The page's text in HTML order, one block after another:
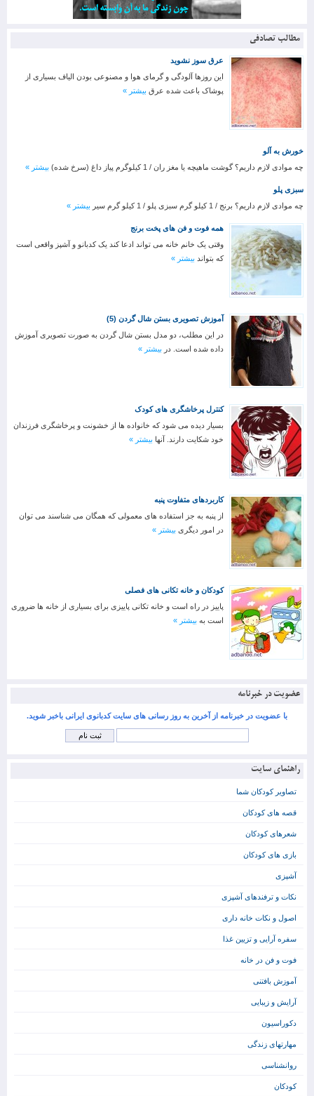
مطالب تصادفی
عرق سوز نشوید
این روزها آلودگی و گرمای هوا و مصنوعی بودن الیاف بسیاری از
پوشاک باعث شده عرق بیشتر »
خورش به آلو
چه موادی لازم داریم؟ گوشت ماهیچه یا مغز ران / 1 کیلوگرم پیاز داغ (سرخ شده)
بیشتر »
سبزی پلو
چه موادی لازم داریم؟ برنج / 1 کیلو گرم سبزی پلو / 1 کیلو گرم سیر
بیشتر »
همه فوت و فن های پخت برنج
وقتی یک خانم خانه می تواند ادعا کند یک کدبانو و آشپز واقعی است
که بتواند بیشتر »
آموزش تصویری بستن شال گردن (5)
در این مطلب، دو مدل بستن شال گردن به صورت تصویری آموزش
داده شده است. در بیشتر »
کنترل پرخاشگری های کودک
بسیار دیده می شود که خانواده ها از خشونت و پرخاشگری فرزندان
خود شکایت دارند. آنها بیشتر »
کاربردهای متفاوت پنبه
از پنبه به جز استفاده های معمولی که همگان می شناسند می توان
در امور دیگری بیشتر »
کودکان و خانه تکانی های فصلی
پاییز در راه است و خانه تکانی پاییزی برای بسیاری از خانه ها ضروری
است به بیشتر »
عضویت در خبرنامه
با عضویت در خبرنامه از آخرین به روز رسانی های سایت کدبانوی ایرانی باخبر شوید.
راهنمای سایت
تصاویر کودکان شما
قصه های کودکان
شعرهای کودکان
بازی های کودکان
آشپزی
نکات و ترفندهای آشپزی
اصول و نکات خانه داری
سفره آرایی و تزیین غذا
فوت و فن در خانه
آموزش بافتنی
آرایش و زیبایی
دکوراسیون
مهارتهای زندگی
روانشناسی
کودکان